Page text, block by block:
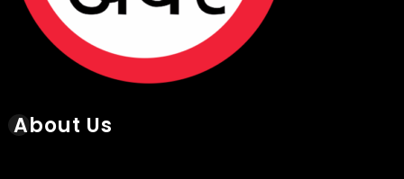
About Us